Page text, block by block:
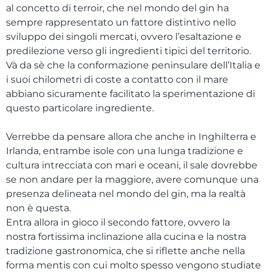
al concetto di terroir, che nel mondo del gin ha
sempre rappresentato un fattore distintivo nello
sviluppo dei singoli mercati, ovvero l’esaltazione e
predilezione verso gli ingredienti tipici del territorio.
Và da sè che la conformazione peninsulare dell’Italia e
i suoi chilometri di coste a contatto con il mare
abbiano sicuramente facilitato la sperimentazione di
questo particolare ingrediente.
Verrebbe da pensare allora che anche in Inghilterra e
Irlanda, entrambe isole con una lunga tradizione e
cultura intrecciata con mari e oceani, il sale dovrebbe
se non andare per la maggiore, avere comunque una
presenza delineata nel mondo del gin, ma la realtà
non è questa.
Entra allora in gioco il secondo fattore, ovvero la
nostra fortissima inclinazione alla cucina e la nostra
tradizione gastronomica, che si riflette anche nella
forma mentis con cui molto spesso vengono studiate